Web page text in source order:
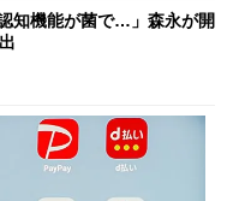
知機能が菌で…」森永が開